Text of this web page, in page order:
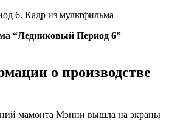
6. Кадр из мультфильма
“Ледниковый Период 6”
о производстве
мамонта Мэнни вышла на экраны